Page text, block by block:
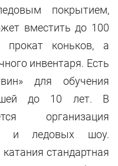
покрытием,
вместить до 100
прокат коньков, а
инвентаря. Есть
для обучения
до 10 лет. В
организация
и ледовых шоу.
стандартная